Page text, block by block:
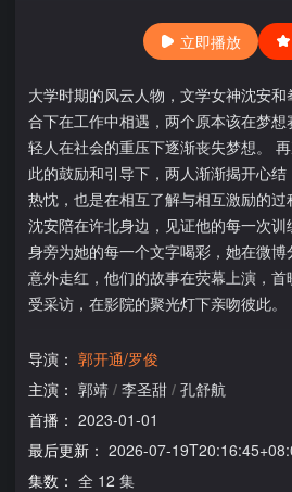
立即播放
大学时期的风云人物，文学女神沈安
合下在工作中相遇，两个原本该在梦
轻人在社会的重压下逐渐丧失梦想。
此的鼓励和引导下，两人渐渐揭开心
热忱，也是在相互了解与相互激励的过
沈安陪在许北身边，见证他的每一次
身旁为她的每一个文字喝彩，她在微
意外走红，他们的故事在荧幕上演，
受采访，在影院的聚光灯下亲吻彼此。
导演： 郭开通/罗俊
主演： 郭靖 / 李圣甜 / 孔舒航
首播： 2023-01-01
最后更新： 2026-07-
集数： 全 12 集